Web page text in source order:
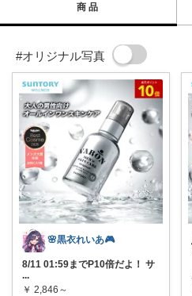
商品
#オリジナル写真
🌸黒衣れいあ🎮
8/11 01:59までP10倍だよ！ サ
...
￥ 2,846～